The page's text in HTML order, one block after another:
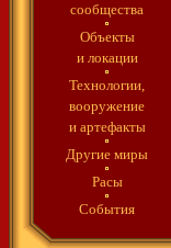
сообщества
Объекты
и локации
Технологии,
вооружение
и артефакты
Другие миры
Расы
События